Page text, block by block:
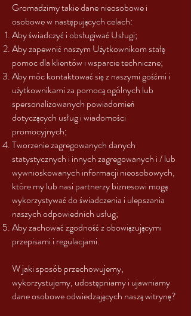
Gromadzimy takie dane nieosobowe i
osobowe w następujących celach:
Aby świadczyć i obsługiwać Usługi;
Aby zapewnić naszym Użytkownikom stałą
pomoc dla klientów i wsparcie techniczne;
Aby móc kontaktować się z naszymi gośćmi i
użytkownikami za pomocą ogólnych lub
spersonalizowanych powiadomień
dotyczących usług i wiadomości
promocyjnych;
Tworzenie zagregowanych danych
statystycznych i innych zagregowanych i / lub
wywnioskowanych informacji nieosobowych,
które my lub nasi partnerzy biznesowi mogą
wykorzystywać do świadczenia i ulepszania
naszych odpowiednich usług;
Aby zachować zgodność z obowiązującymi
przepisami i regulacjami.
W jaki sposób przechowujemy,
wykorzystujemy, udostępniamy i ujawniamy
dane osobowe odwiedzających naszą witrynę?